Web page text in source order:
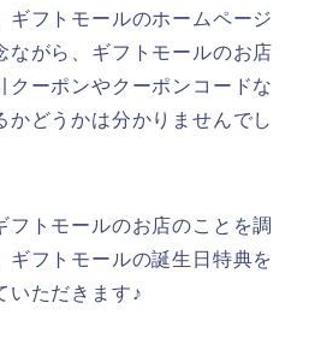
ギフトモールのホームページ
ながら、ギフトモールのお店
クーポンやクーポンコードな
かどうかは分かりませんでし
フトモールのお店のことを調
ギフトモールの誕生日特典を
いただきます♪